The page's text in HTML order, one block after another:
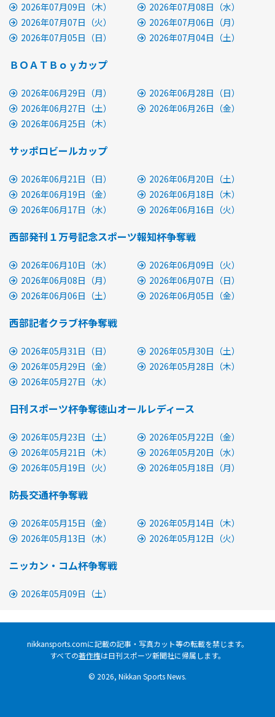
2026年07月09日（木）
2026年07月08日（水）
2026年07月07日（火）
2026年07月06日（月）
2026年07月05日（日）
2026年07月04日（土）
ＢＯＡＴＢｏｙカップ
2026年06月29日（月）
2026年06月28日（日）
2026年06月27日（土）
2026年06月26日（金）
2026年06月25日（木）
サッポロビールカップ
2026年06月21日（日）
2026年06月20日（土）
2026年06月19日（金）
2026年06月18日（木）
2026年06月17日（水）
2026年06月16日（火）
西部発刊１万号記念スポーツ報知杯争奪戦
2026年06月10日（水）
2026年06月09日（火）
2026年06月08日（月）
2026年06月07日（日）
2026年06月06日（土）
2026年06月05日（金）
西部記者クラブ杯争奪戦
2026年05月31日（日）
2026年05月30日（土）
2026年05月29日（金）
2026年05月28日（木）
2026年05月27日（水）
日刊スポーツ杯争奪徳山オールレディース
2026年05月23日（土）
2026年05月22日（金）
2026年05月21日（木）
2026年05月20日（水）
2026年05月19日（火）
2026年05月18日（月）
防長交通杯争奪戦
2026年05月15日（金）
2026年05月14日（木）
2026年05月13日（水）
2026年05月12日（火）
ニッカン・コム杯争奪戦
2026年05月09日（土）
nikkansports.comに記載の記事・写真カット等の転載を禁じます。
すべての著作権は日刊スポーツ新聞社に帰属します。
© 2026, Nikkan Sports News.